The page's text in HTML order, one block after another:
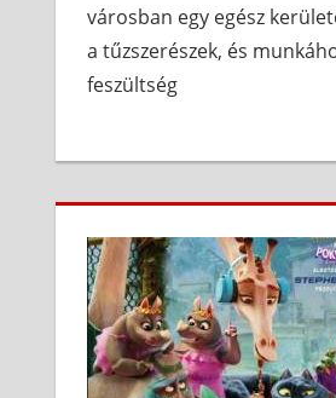
városban egy egész
a tűzszerészek, és
feszültség